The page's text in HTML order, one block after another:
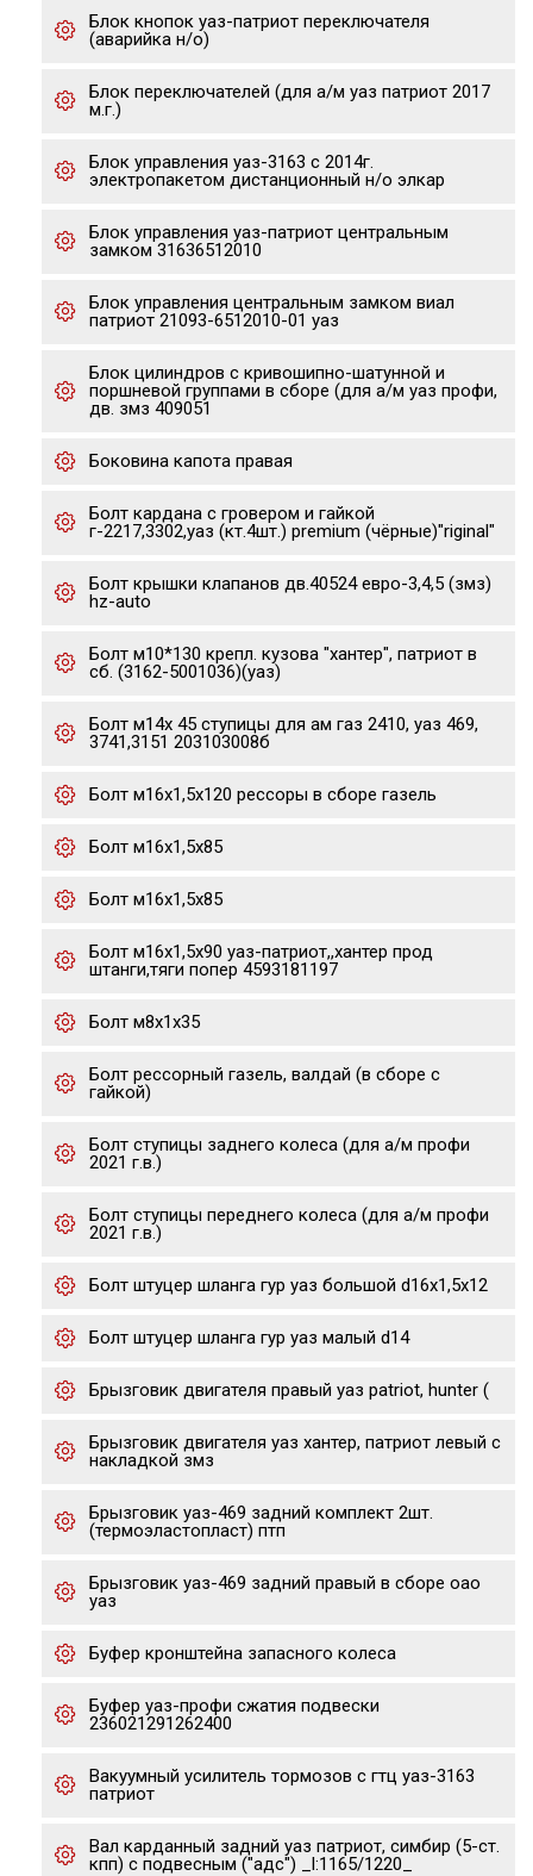
Блок кнопок уаз-патриот переключателя
(аварийка н/о)
Блок переключателей (для а/м уаз патриот 2017
м.г.)
Блок управления уаз-3163 с 2014г.
электропакетом дистанционный н/о элкар
Блок управления уаз-патриот центральным
замком 31636512010
Блок управления центральным замком виал
патриот 21093-6512010-01 уаз
Блок цилиндров с кривошипно-шатунной и
поршневой группами в сборе (для а/м уаз профи,
дв. змз 409051
Боковина капота правая
Болт кардана с гровером и гайкой
г-2217,3302,уаз (кт.4шт.) premium (чёрные)"riginal"
Болт крышки клапанов дв.40524 евро-3,4,5 (змз)
hz-auto
Болт м10*130 крепл. кузова "хантер", патриот в
сб. (3162-5001036)(уаз)
Болт м14х 45 ступицы для ам газ 2410, уаз 469,
3741,3151 203103008б
Болт м16х1,5х120 рессоры в сборе газель
Болт м16х1,5х85
Болт м16х1,5х85
Болт м16х1,5х90 уаз-патриот,,хантер прод
штанги,тяги попер 4593181197
Болт м8х1х35
Болт рессорный газель, валдай (в сборе с
гайкой)
Болт ступицы заднего колеса (для а/м профи
2021 г.в.)
Болт ступицы переднего колеса (для а/м профи
2021 г.в.)
Болт штуцер шланга гур уаз большой d16х1,5х12
Болт штуцер шланга гур уаз малый d14
Брызговик двигателя правый уаз patriot, hunter (
Брызговик двигателя уаз хантер, патриот левый с
накладкой змз
Брызговик уаз-469 задний комплект 2шт.
(термоэластопласт) птп
Брызговик уаз-469 задний правый в сборе оао
уаз
Буфер кронштейна запасного колеса
Буфер уаз-профи сжатия подвески
236021291262400
Вакуумный усилитель тормозов с гтц уаз-3163
патриот
Вал карданный задний уаз патриот, симбир (5-ст.
кпп) с подвесным ("адс") _l:1165/1220_